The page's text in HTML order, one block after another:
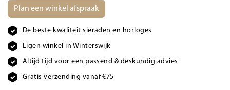
Plan een winkel afspraak
De beste kwaliteit sieraden en horloges
Eigen winkel in Winterswijk
Altijd tijd voor een passend & deskundig advies
Gratis verzending vanaf €75